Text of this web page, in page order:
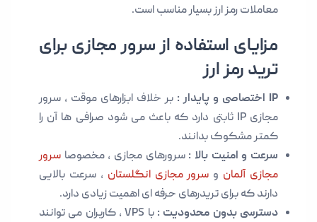
معاملات رمز ارز بسیار مناسب است.
مزایای استفاده از سرور مجازی برای
ترید رمز ارز
IP اختصاصی و پایدار :
بر خلاف ابزارهای موقت ، سرور
مجازی IP ثابتی دارد که باعث می شود صرافی ها آن را
کمتر مشکوک بدانند.
سرعت و امنیت بالا : سرورهای مجازی ، مخصوصا سرور
مجازی آلمان و سرور مجازی انگلستان ، سرعت بالایی
دارند که برای تریدرهای حرفه ای اهمیت زیادی دارد.
دسترسی بدون محدودیت :
با VPS ، کاربران می توانند